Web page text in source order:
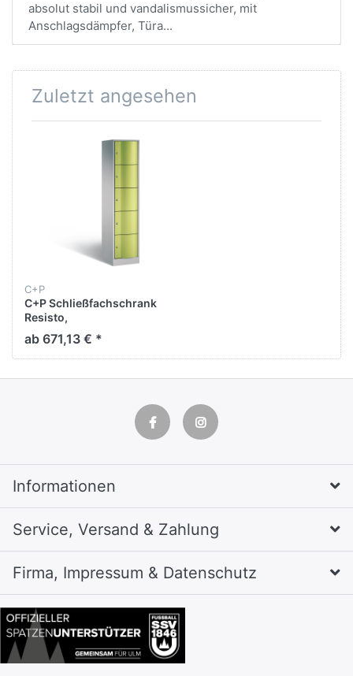
absolut stabil und vandalismussicher, mit
Anschlagsdämpfer, Türa...
Zuletzt angesehen
C+P
C+P Schließfachschrank
Resisto,
H1950xB396xT540mm
ab 671,13 € *
Informationen
Service, Versand & Zahlung
Firma, Impressum & Datenschutz